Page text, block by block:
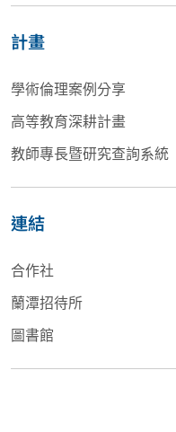
計畫
學術倫理案例分享
高等教育深耕計畫
教師專長暨研究查詢系統
連結
合作社
蘭潭招待所
圖書館